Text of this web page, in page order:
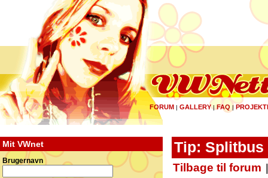
FORUM | GALLERY|FAQ |
Mit VWnet
Brugernavn
Tip: Splitbus
Tilbage til forum